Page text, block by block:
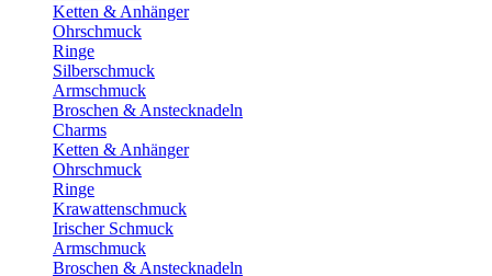
Ketten & Anhänger
Ohrschmuck
Ringe
Silberschmuck
Armschmuck
Broschen & Anstecknadeln
Charms
Ketten & Anhänger
Ohrschmuck
Ringe
Krawattenschmuck
Irischer Schmuck
Armschmuck
Broschen & Anstecknadeln